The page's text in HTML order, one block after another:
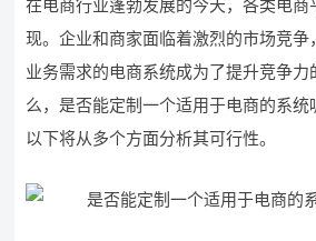
在电商行业蓬勃发展的今天，各类电商
现。企业和商家面临着激烈的市场竞争
业务需求的电商系统成为了提升竞争力
么，是否能定制一个适用于电商的系统
以下将从多个方面分析其可行性。